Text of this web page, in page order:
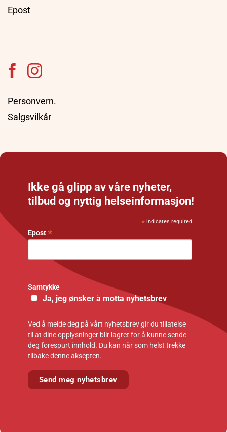
Epost
Personvern.
Salgsvilkår
Ikke gå glipp av våre nyheter,
tilbud og nyttig helseinformasjon!
* indicates required
Epost*
Samtykke
Ja, jeg ønsker å motta nyhetsbrev
Ved å melde deg på vårt nyhetsbrev gir du tillatelse
til at dine opplysninger blir lagret for å kunne sende
deg forespurt innhold. Du kan når som helst trekke
tilbake denne aksepten.